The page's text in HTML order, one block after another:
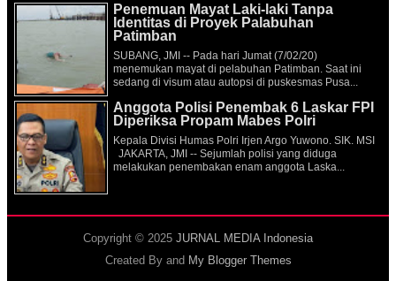
Penemuan Mayat Laki-laki Tanpa
Identitas di Proyek Palabuhan
Patimban
SUBANG, JMI -- Pada hari Jumat (7/02/20)
menemukan mayat di pelabuhan Patimban. Saat ini
sedang di visum atau autopsi di puskesmas Pusa...
Anggota Polisi Penembak 6 Laskar FPI
Diperiksa Propam Mabes Polri
Kepala Divisi Humas Polri Irjen Argo Yuwono. SIK. MSI
JAKARTA, JMI -- Sejumlah polisi yang diduga
melakukan penembakan enam anggota Laska...
Copyright © 2025 JURNAL MEDIA Indonesia
Created By and My Blogger Themes